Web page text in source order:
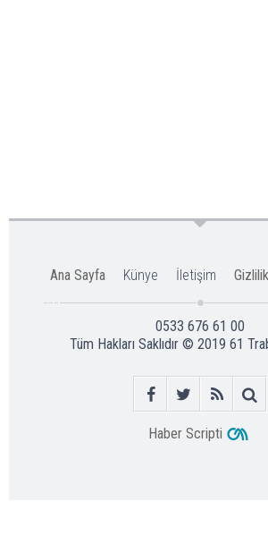
Ana Sayfa Künye İletişim
0533 676 61 00
Tüm Hakları Saklıdır © 2019 61
Haber Scripti